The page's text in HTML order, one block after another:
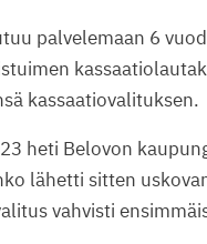
palvelemaan 6
kassaatiovalituksen.
heti Belovon
lähetti sitten
vahvisti